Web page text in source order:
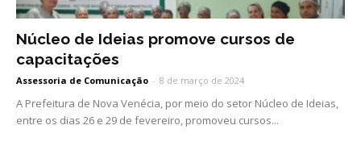
Núcleo de Ideias promove cursos de
capacitações
Assessoria de Comunicação - 8 de março de 2024
A Prefeitura de Nova Venécia, por meio do setor Núcleo de Ideias,
entre os dias 26 e 29 de fevereiro, promoveu cursos...